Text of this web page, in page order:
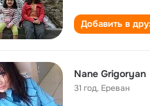
Добавить в
Nane Grigoryan
31 год, Ереван